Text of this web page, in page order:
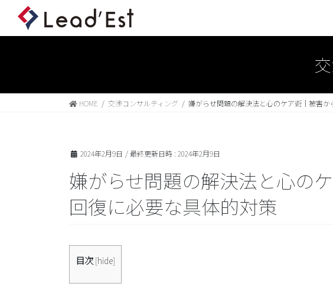
HOME 交渉コンサルティング 嫌がらせ問題の解決法と心のケア術｜被害
2024年2月9日 / 最終更新日時 : 2024年2月9日
嫌がらせ問題の解決法と心の
回復に必要な具体的対策
目次 [hide]